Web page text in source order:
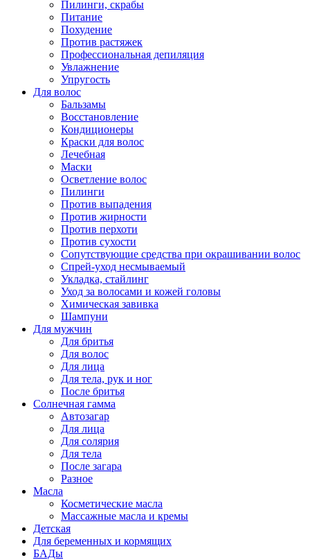
Пилинги, скрабы
Питание
Похудение
Против растяжек
Профессиональная депиляция
Увлажнение
Упругость
Для волос
Бальзамы
Восстановление
Кондиционеры
Краски для волос
Лечебная
Маски
Осветление волос
Пилинги
Против выпадения
Против жирности
Против перхоти
Против сухости
Сопутствующие средства при окрашивании волос
Спрей-уход несмываемый
Укладка, стайлинг
Уход за волосами и кожей головы
Химическая завивка
Шампуни
Для мужчин
Для бритья
Для волос
Для лица
Для тела, рук и ног
После бритья
Солнечная гамма
Автозагар
Для лица
Для солярия
Для тела
После загара
Разное
Масла
Косметические масла
Массажные масла и кремы
Детская
Для беременных и кормящих
БАДы